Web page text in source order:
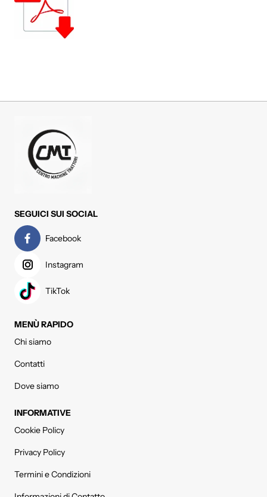
SEGUICI SUI SOCIAL
Facebook
Instagram
TikTok
MENÙ RAPIDO
Chi siamo
Contatti
Dove siamo
INFORMATIVE
Cookie Policy
Privacy Policy
Termini e Condizioni